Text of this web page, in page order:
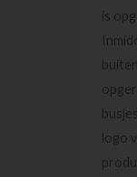
is
logo